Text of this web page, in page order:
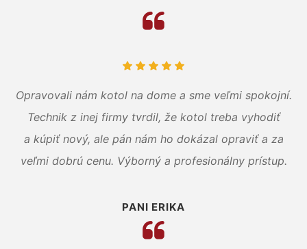
Opravovali nám kotol na dome a sme veľmi spokojní.
Technik z inej firmy tvrdil, že kotol treba vyhodiť
a kúpiť nový, ale pán nám ho dokázal opraviť a za
veľmi dobrú cenu. Výborný a profesionálny prístup.
PANI ERIKA